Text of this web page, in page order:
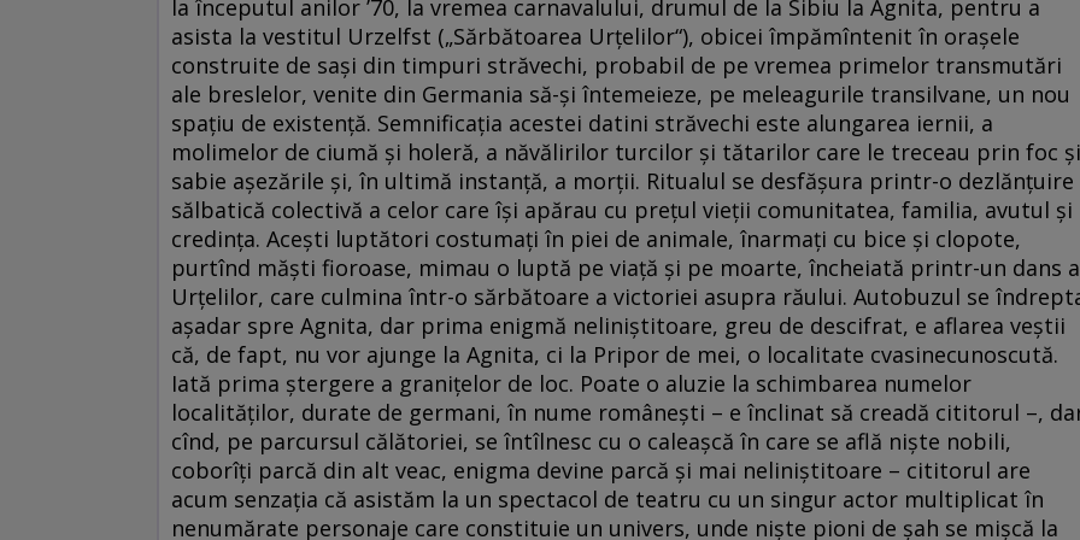
la începutul anilor ’70, la vremea carnavalului, drumul de la Sibiu la Agnita, pentru a
asista la vestitul Urzelfst („Sărbătoarea Urţelilor“), obicei împămîntenit în oraşele
construite de saşi din timpuri străvechi, probabil de pe vremea primelor transmutări
ale breslelor, venite din Germania să-şi întemeieze, pe meleagurile transilvane, un nou
spaţiu de existenţă. Semnificaţia acestei datini străvechi este alungarea iernii, a
molimelor de ciumă şi holeră, a năvălirilor turcilor şi tătarilor care le treceau prin foc şi
sabie aşezările şi, în ultimă instanţă, a morţii. Ritualul se desfăşura printr-o dezlănţuire
sălbatică colectivă a celor care îşi apărau cu preţul vieţii comunitatea, familia, avutul şi
credinţa. Aceşti luptători costumaţi în piei de animale, înarmaţi cu bice şi clopote,
purtînd măşti fioroase, mimau o luptă pe viaţă şi pe moarte, încheiată printr-un dans
Urţelilor, care culmina într-o sărbătoare a victoriei asupra răului. Autobuzul se
aşadar spre Agnita, dar prima enigmă neliniştitoare, greu de descifrat, e aflarea veştii
că, de fapt, nu vor ajunge la Agnita, ci la Pripor de mei, o localitate cvasinecunoscută.
Iată prima ştergere a graniţelor de loc. Poate o aluzie la schimbarea numelor
localităţilor, durate de germani, în nume româneşti – e înclinat să creadă cititorul –,
cînd, pe parcursul călătoriei, se întîlnesc cu o caleaşcă în care se află nişte nobili,
coborîţi parcă din alt veac, enigma devine parcă şi mai neliniştitoare – cititorul are
acum senzaţia că asistăm la un spectacol de teatru cu un singur actor multiplicat în
nenumărate personaje care constituie un univers, unde nişte pioni de şah se mişcă la